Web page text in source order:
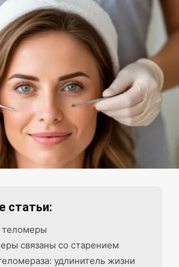
статьи:
теломеры
связаны со старением
удлинитель жизни